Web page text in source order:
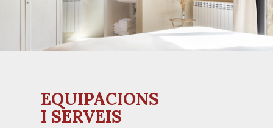
EQUIPACIONS
I SERVEIS